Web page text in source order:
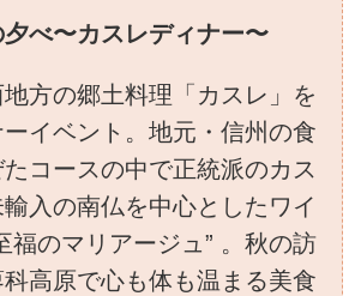
べ〜カスレディナー〜
方の郷土料理「カスレ」を
イベント。地元・信州の食
コースの中で正統派のカス
入の南仏を中心としたワイ
福のマリアージュ” 。秋の訪
高原で心も体も温まる美食